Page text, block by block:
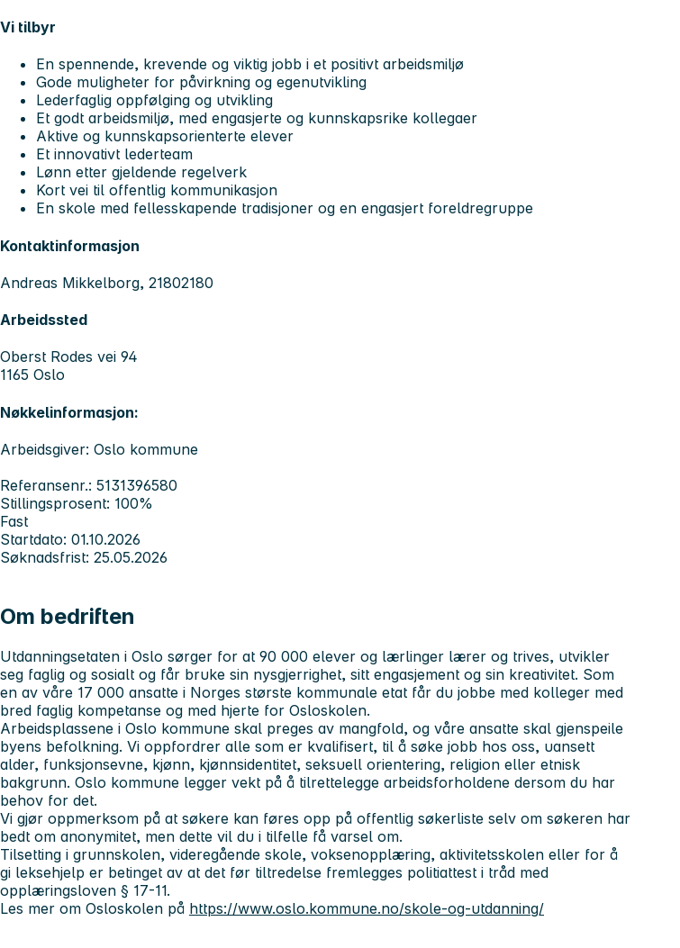
Vi tilbyr
En spennende, krevende og viktig jobb i et positivt arbeidsmiljø
Gode muligheter for påvirkning og egenutvikling
Lederfaglig oppfølging og utvikling
Et godt arbeidsmiljø, med engasjerte og kunnskapsrike kollegaer
Aktive og kunnskapsorienterte elever
Et innovativt lederteam
Lønn etter gjeldende regelverk
Kort vei til offentlig kommunikasjon
En skole med fellesskapende tradisjoner og en engasjert foreldregruppe
Kontaktinformasjon
Andreas Mikkelborg, 21802180
Arbeidssted
Oberst Rodes vei 94
1165 Oslo
Nøkkelinformasjon:
Arbeidsgiver: Oslo kommune
Referansenr.: 5131396580
Stillingsprosent: 100%
Fast
Startdato: 01.10.2026
Søknadsfrist: 25.05.2026
Om bedriften
Utdanningsetaten i Oslo sørger for at 90 000 elever og lærlinger lærer og trives, utvikler
seg faglig og sosialt og får bruke sin nysgjerrighet, sitt engasjement og sin kreativitet. Som
en av våre 17 000 ansatte i Norges største kommunale etat får du jobbe med kolleger med
bred faglig kompetanse og med hjerte for Osloskolen.
Arbeidsplassene i Oslo kommune skal preges av mangfold, og våre ansatte skal gjenspeile
byens befolkning. Vi oppfordrer alle som er kvalifisert, til å søke jobb hos oss, uansett
alder, funksjonsevne, kjønn, kjønnsidentitet, seksuell orientering, religion eller etnisk
bakgrunn. Oslo kommune legger vekt på å tilrettelegge arbeidsforholdene dersom du har
behov for det.
Vi gjør oppmerksom på at søkere kan føres opp på offentlig søkerliste selv om søkeren har
bedt om anonymitet, men dette vil du i tilfelle få varsel om.
Tilsetting i grunnskolen, videregående skole, voksenopplæring, aktivitetsskolen eller for å
gi leksehjelp er betinget av at det før tiltredelse fremlegges politiattest i tråd med
opplæringsloven § 17-11.
Les mer om Osloskolen på https://www.oslo.kommune.no/skole-og-utdanning/